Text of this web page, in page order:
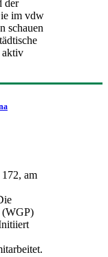
der
im vdw
schauen
aktiv
am
(WGP)